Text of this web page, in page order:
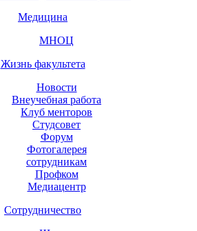
Медицина
МНОЦ
Жизнь факультета
Новости
Внеучебная работа
Клуб менторов
Студсовет
Форум
Фотогалерея
сотрудникам
Профком
Медиацентр
Сотрудничество